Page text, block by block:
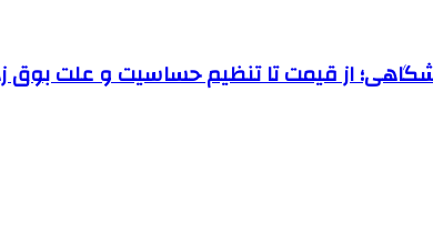
از قیمت تا تنظیم حساسیت و علت بوق